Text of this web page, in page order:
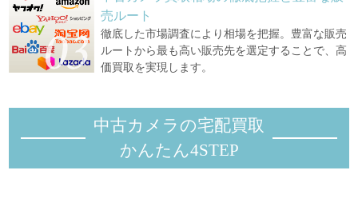
売ルート
徹底した市場調査により相場を把握。豊富な販売
ルートから最も高い販売先を選定することで、高
価買取を実現します。
中古カメラの宅配買取
かんたん4STEP